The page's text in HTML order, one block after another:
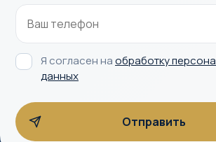
Я согласен наобработку
данных